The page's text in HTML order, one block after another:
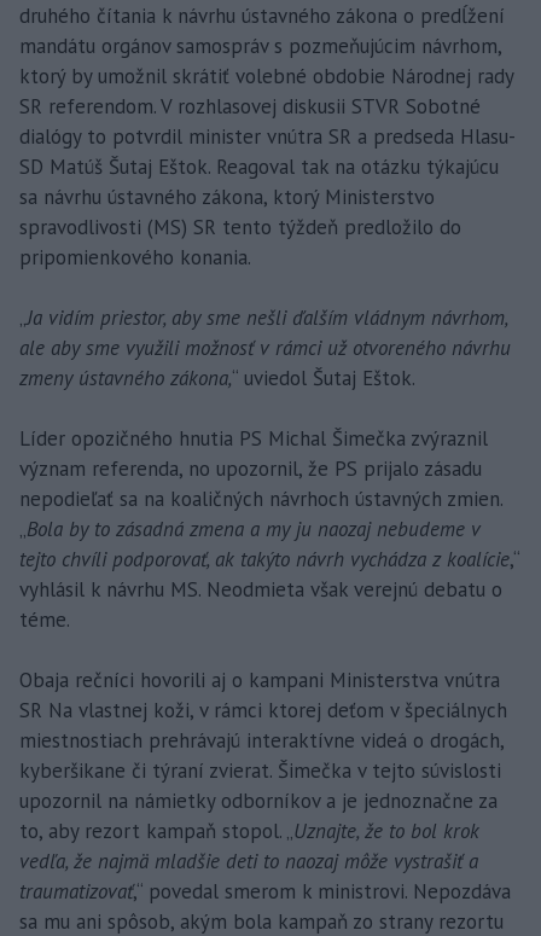
druhého čítania k návrhu ústavného zákona o predĺžení
mandátu orgánov samospráv s pozmeňujúcim návrhom,
ktorý by umožnil skrátiť volebné obdobie Národnej rady
SR referendom. V rozhlasovej diskusii STVR Sobotné
dialógy to potvrdil minister vnútra SR a predseda Hlasu-
SD Matúš Šutaj Eštok. Reagoval tak na otázku týkajúcu
sa návrhu ústavného zákona, ktorý Ministerstvo
spravodlivosti (MS) SR tento týždeň predložilo do
pripomienkového konania.
„Ja vidím priestor, aby sme nešli ďalším vládnym návrhom,
ale aby sme využili možnosť v rámci už otvoreného návrhu
zmeny ústavného zákona,“ uviedol Šutaj Eštok.
Líder opozičného hnutia PS Michal Šimečka zvýraznil
význam referenda, no upozornil, že PS prijalo zásadu
nepodieľať sa na koaličných návrhoch ústavných zmien.
„Bola by to zásadná zmena a my ju naozaj nebudeme v
tejto chvíli podporovať, ak takýto návrh vychádza z koalície,“
vyhlásil k návrhu MS. Neodmieta však verejnú debatu o
téme.
Obaja rečníci hovorili aj o kampani Ministerstva vnútra
SR Na vlastnej koži, v rámci ktorej deťom v špeciálnych
miestnostiach prehrávajú interaktívne videá o drogách,
kyberšikane či týraní zvierat. Šimečka v tejto súvislosti
upozornil na námietky odborníkov a je jednoznačne za
to, aby rezort kampaň stopol. „Uznajte, že to bol krok
vedľa, že najmä mladšie deti to naozaj môže vystrašiť a
traumatizovať,“ povedal smerom k ministrovi. Nepozdáva
sa mu ani spôsob, akým bola kampaň zo strany rezortu